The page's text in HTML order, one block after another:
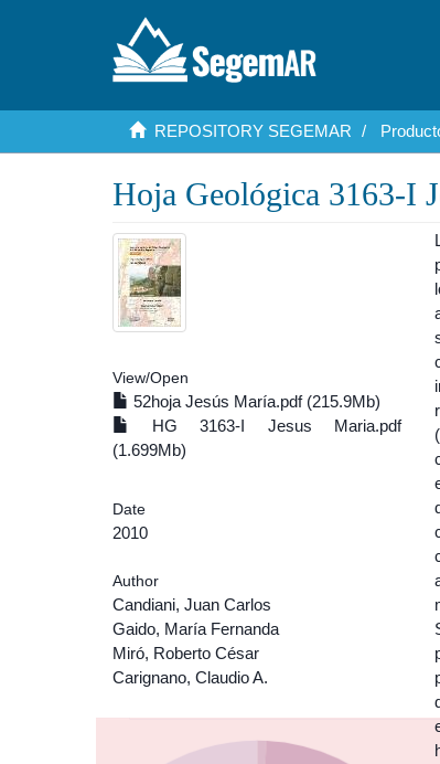
REPOSITORY SEGEMAR
Hoja Geológica 3163-I
View/Open
52hoja Jesús María.pdf (215.9Mb)
HG 3163-I Jesus Maria.pdf
(1.699Mb)
Date
2010
Author
Candiani, Juan Carlos
Gaido, María Fernanda
Miró, Roberto César
Carignano, Claudio A.